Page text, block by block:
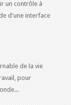
un contrôle à
d'une interface
de la vie
pour